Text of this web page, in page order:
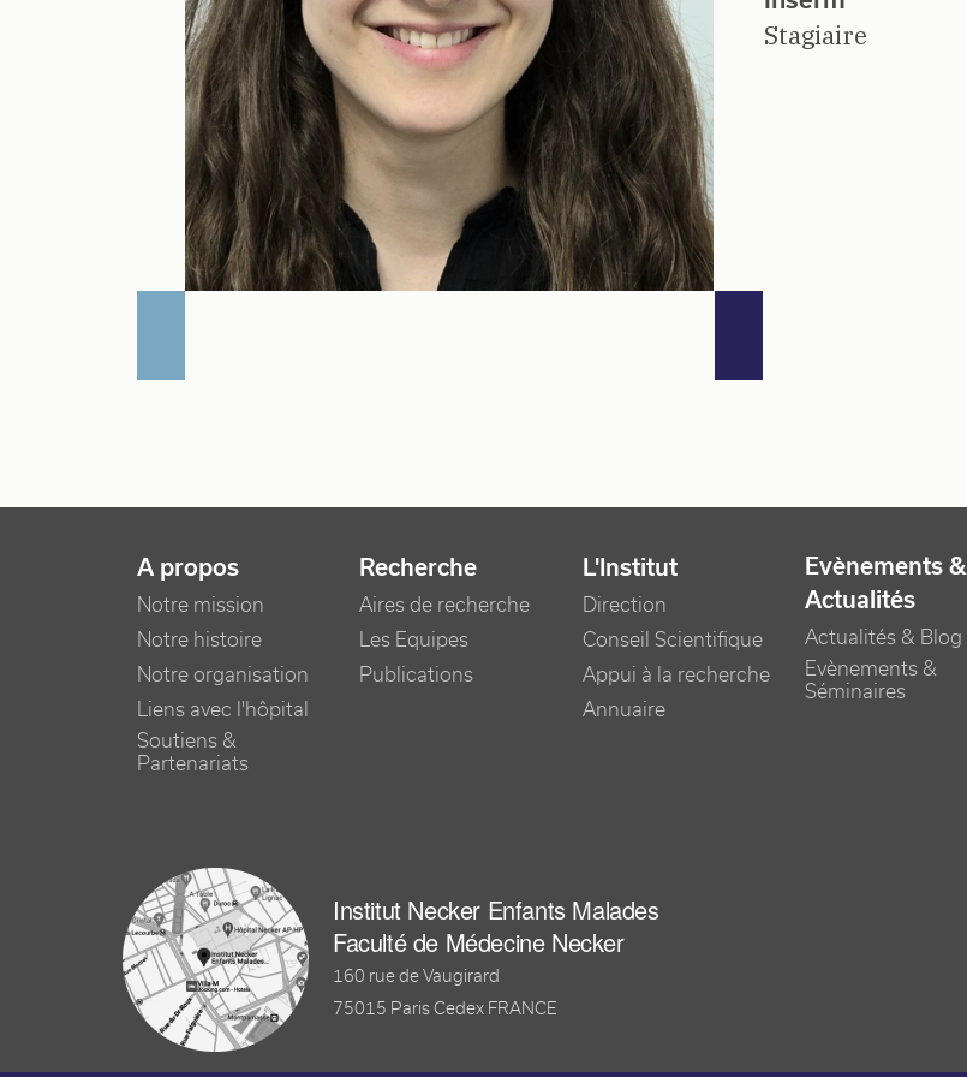
Stagiaire
NAVIGATION PRINCIPALE
A propos
Notre mission
Notre histoire
Notre organisation
Liens avec l'hôpital
Soutiens &
Partenariats
Recherche
Aires de recherche
Les Equipes
Publications
L'Institut
Direction
Conseil Scientifique
Appui à la recherche
Annuaire
Evènements &
Actualités
Actualités & Blog
Evènements &
Séminaires
Institut Necker Enfants Malades
Faculté de Médecine Necker
160 rue de Vaugirard
75015 Paris Cedex FRANCE